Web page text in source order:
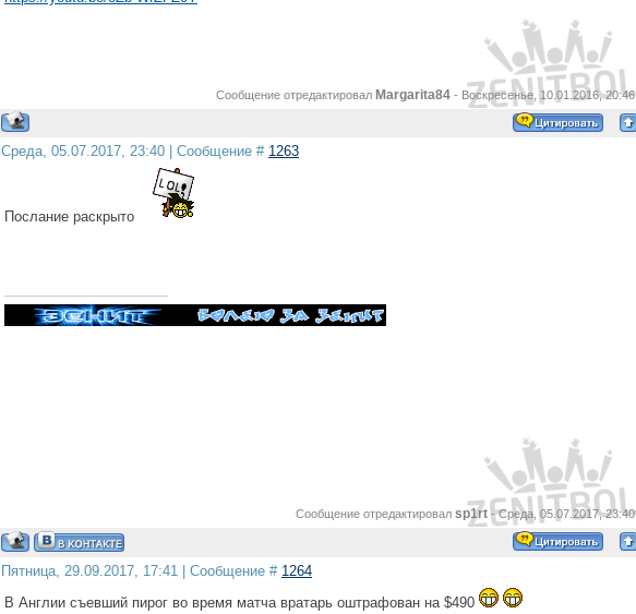
Сообщение отредактировал Margarita84 - Воскресенье, 10.01.2016, 20:46
Среда, 05.07.2017, 23:40 | Сообщение # 1263
Послание раскрыто
Сообщение отредактировал sp1rt -Среда, 05.07.2017, 23:40
Пятница, 29.09.2017, 17:41 | Сообщение # 1264
В Англии съевший пирог во время матча вратарь оштрафован на $490